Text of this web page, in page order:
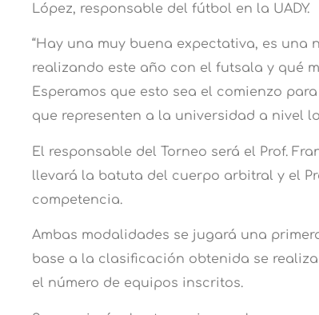
López, responsable del fútbol en la UADY.
“Hay una muy buena expectativa, es una
realizando este año con el futsala y qué
Esperamos que esto sea el comienzo
que representen a la universidad a nivel
El responsable del Torneo será el Prof.
llevará la batuta del cuerpo arbitral y el
competencia.
Ambas modalidades se jugará una
base a la clasificación obtenida se
el número de equipos inscritos.